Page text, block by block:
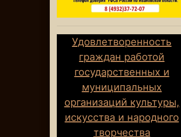
Удовлетворенность
граждан работой
государственных и
муниципальных
организаций культуры,
искусства и народного
творчества